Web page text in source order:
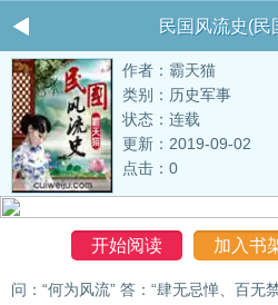
民国风流史(民
作者：霸天猫
类别：历史军事
状态：连载
更新：2019-09-02
点击：0
开始阅读 加入书
问：“何为风流” 答：“肆无忌惮、百